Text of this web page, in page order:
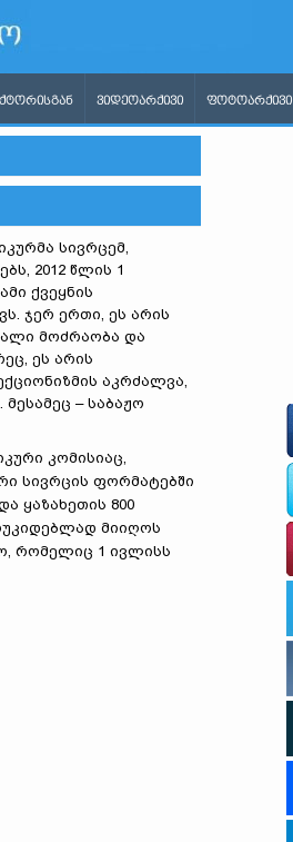
ᲕᲘᲓᲔᲝᲐᲠᲥᲘᲕᲘ ᲤᲝᲢᲝᲐᲠᲥᲘᲕᲘ
სივრცემ,
2012 წლის 1
ქვეყნის
ჯერ ერთი, ეს არის
მოძრაობა და
ეს არის
აკრძალვა,
– საბაჟო
კომისიაც,
სივრცის ფორმატებში
ყაზახეთის 800
მიიღოს
რომელიც 1 ივლისს